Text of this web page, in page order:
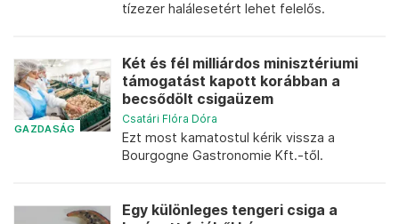
tízezer halálesetért lehet felelős.
GAZDASÁG
Két és fél milliárdos minisztériumi
támogatást kapott korábban a
becsődölt csigaüzem
Csatári Flóra Dóra
Ezt most kamatostul kérik vissza a
Bourgogne Gastronomie Kft.-től.
Egy különleges tengeri csiga a